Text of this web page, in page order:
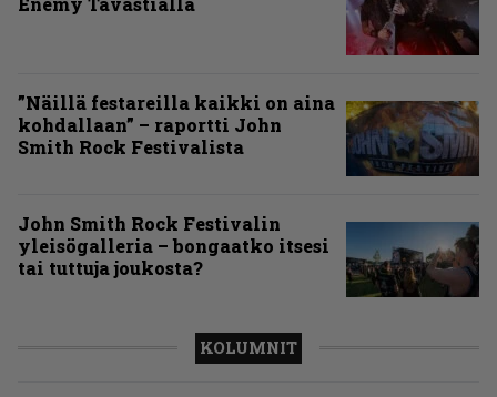
”Näillä festareilla kaikki on aina
kohdallaan” – raportti John
Smith Rock Festivalista
John Smith Rock Festivalin
yleisögalleria – bongaatko itsesi
tai tuttuja joukosta?
KOLUMNIT